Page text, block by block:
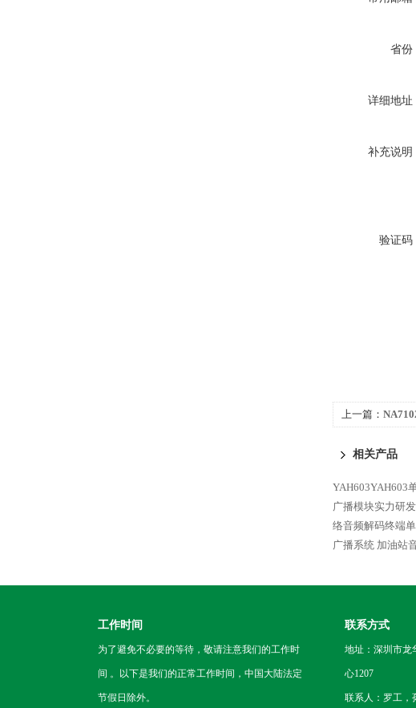
省份
详细地址
补充说明
验证码
上一篇：
相关产品
YAH603YAH603
广播模块实力研
络音频解码终端
广播系统 加油站
工作时间
为了避免不必要的等待，敬请注意我们的工作时
间 。以下是我们的正常工作时间，中国大陆法定
节假日除外。
联系方式
地址：深圳市龙
心1207
联系人：罗工，